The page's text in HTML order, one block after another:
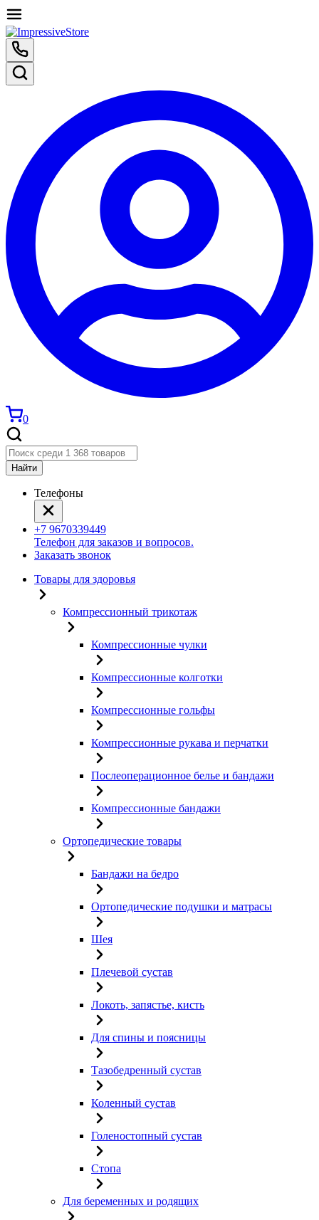
0
Найти
Телефоны
+7 9670339449
Телефон для заказов и вопросов.
Заказать звонок
Товары для здоровья
Компрессионный трикотаж
Компрессионные чулки
Компрессионные колготки
Компрессионные гольфы
Компрессионные рукава и перчатки
Послеоперационное белье и бандажи
Компрессионные бандажи
Ортопедические товары
Бандажи на бедро
Ортопедические подушки и матрасы
Шея
Плечевой сустав
Локоть, запястье, кисть
Для спины и поясницы
Тазобедренный сустав
Коленный сустав
Голеностопный сустав
Стопа
Для беременных и родящих